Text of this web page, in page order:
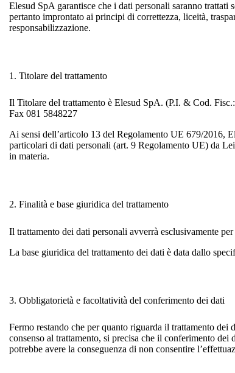
Elesud SpA garantisce che i dati personali saranno
pertanto improntato ai principi di correttezza, liceità,
responsabilizzazione.
1. Titolare del trattamento
Il Titolare del trattamento è Elesud SpA. (P.I. & Cod.
Fax 081 5848227
Ai sensi dell’articolo 13 del Regolamento UE 679/2016,
particolari di dati personali (art. 9 Regolamento UE) da
in materia.
2. Finalità e base giuridica del trattamento
Il trattamento dei dati personali avverrà esclusivamente
La base giuridica del trattamento dei dati è data dallo
3. Obbligatorietà e facoltatività del conferimento dei dati
Fermo restando che per quanto riguarda il trattamento
consenso al trattamento, si precisa che il conferimento
potrebbe avere la conseguenza di non consentire